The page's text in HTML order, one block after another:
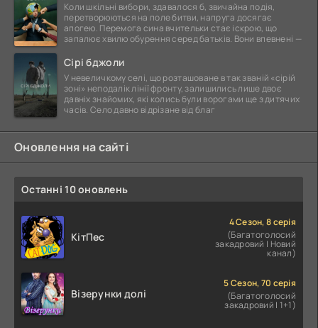
Коли шкільні вибори, здавалося б, звичайна подія,
перетворюються на поле битви, напруга досягає
апогею. Перемога сина вчительки стає іскрою, що
запалює хвилю обурення серед батьків. Вони впевнені —
Сірі бджоли
У невеличкому селі, що розташоване в так званій «сірій
зоні» неподалік лінії фронту, залишились лише двоє
давніх знайомих, які колись були ворогами ще з дитячих
часів. Село давно відрізане від благ
Оновлення на сайті
Останні 10 оновлень
КітПес
4 Сезон, 8 серія
(Багатоголосий
закадровий | Новий
канал)
Візерунки долі
5 Сезон, 70 серія
(Багатоголосий
закадровий | 1+1)